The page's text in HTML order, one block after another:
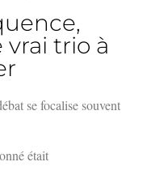
trio à
se focalise souvent
était